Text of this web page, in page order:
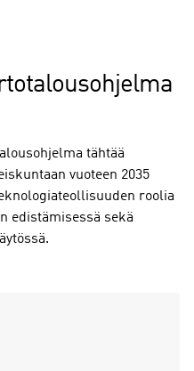
tähtää
vuoteen 2035
roolia
edistämisessä sekä